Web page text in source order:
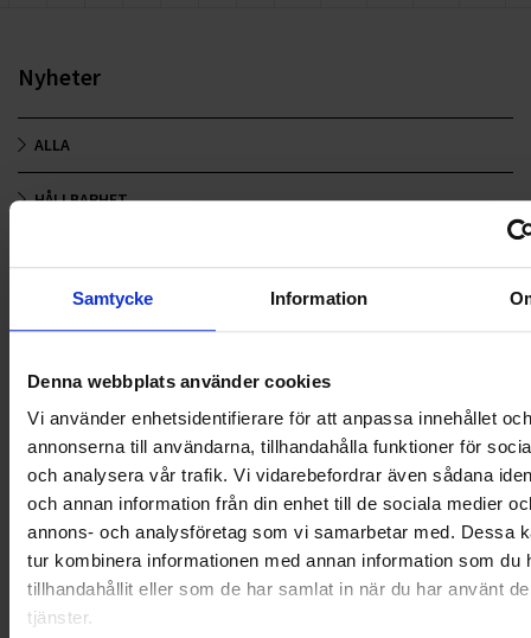
Samtycke Information
Denna webbplats använder cookies
Vi använder enhetsidentifierare för att anpassa innehållet och
annonserna till användarna, tillhandahålla funktioner för
och analysera vår trafik. Vi vidarebefordrar även sådana
och annan information från din enhet till de sociala medier
annons- och analysföretag som vi samarbetar med. Dessa
tur kombinera informationen med annan information som du
tillhandahållit eller som de har samlat in när du har använt
tjänster.
Nyheter
ALLA
HÅLLBARHET
NYA UPPDRAG
OHLSSONS REGION SYD
OHLSSONS REGION VÄST
OHLSSONSKOLLEGOR
SAMARBETEN